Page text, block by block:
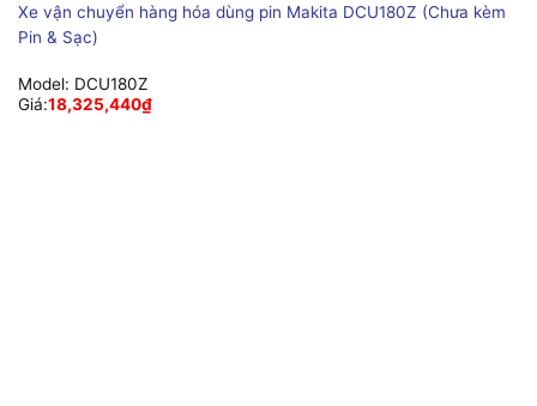
Xe vận chuyển hàng hóa dùng pin Makita DCU180Z (Chưa kèm
Pin & Sạc)
Model: DCU180Z
Giá:18,325,440₫